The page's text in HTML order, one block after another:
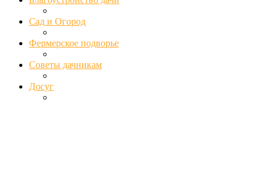
Сад и Огород
Фермерское подворье
Советы дачникам
Досуг